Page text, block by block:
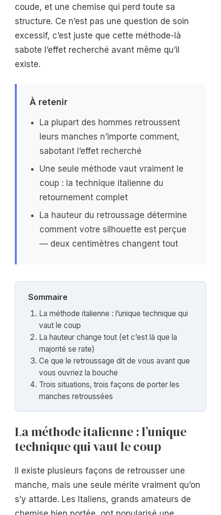
coude, et une chemise qui perd toute sa
structure. Ce n’est pas une question de soin
excessif, c’est juste que cette méthode-là
sabote l’effet recherché avant même qu’il
existe.
À retenir
La plupart des hommes retroussent
leurs manches n’importe comment,
sabotant l’effet recherché
Une seule méthode vaut vraiment le
coup : la technique italienne du
retournement complet
La hauteur du retroussage détermine
comment votre silhouette est perçue
— deux centimètres changent tout
Sommaire
La méthode italienne : l’unique technique qui
vaut le coup
La hauteur change tout (et c’est là que la
majorité se rate)
Ce que le retroussage dit de vous avant que
vous ouvriez la bouche
Trois situations, trois façons de porter les
manches retroussées
La méthode italienne : l’unique
technique qui vaut le coup
Il existe plusieurs façons de retrousser une
manche, mais une seule mérite vraiment qu’on
s’y attarde. Les Italiens, grands amateurs de